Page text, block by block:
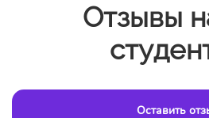
Отзывы
Оставить